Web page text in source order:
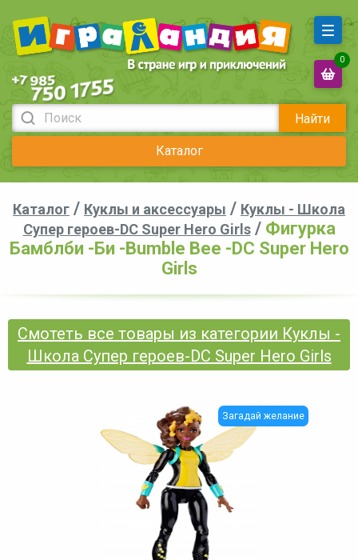
Найти
Каталог
0
Каталог / Куклы и аксессуары / Куклы - Школа
Супер героев-DC Super Hero Girls/ Фигурка
Бамблби -Би -Bumble Bee -DC Super Hero
Girls
Смотеть все товары из категории Куклы -
Школа Супер героев-DC Super Hero Girls
Загадай желание